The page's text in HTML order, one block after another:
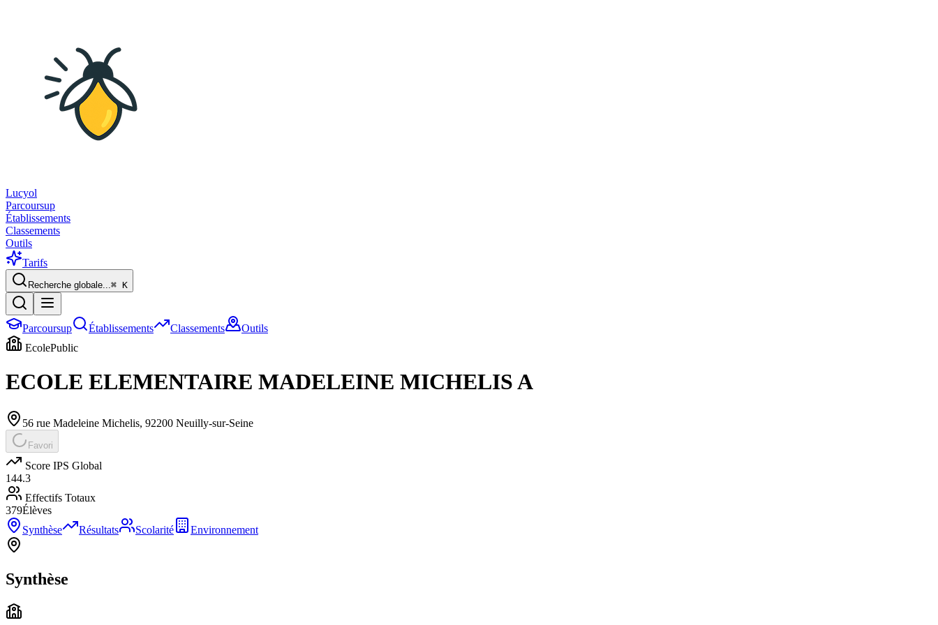
Lucyol
Parcoursup
Établissements
Classements
Outils
Tarifs
Recherche globale...⌘ K
Parcoursup Établissements Classements
Outils
EcolePublic
ECOLE ELEMENTAIRE MADELEINE MICHELIS A
56 rue Madeleine Michelis, 92200 Neuilly-sur-Seine
Favori
Score IPS Global
144.3
Effectifs Totaux
379Élèves
Synthèse
Résultats Scolarité Environnement
Synthèse